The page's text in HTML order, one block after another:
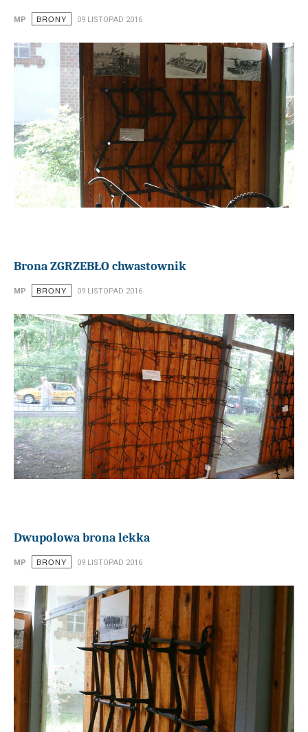
MP BRONY 09 LISTOPAD 2016
Brona ZGRZEBŁO chwastownik
MP BRONY 09 LISTOPAD 2016
Dwupolowa brona lekka
MP BRONY 09 LISTOPAD 2016